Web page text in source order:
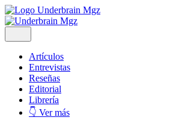
Artículos
Entrevistas
Reseñas
Editorial
Librería
👇 Ver más